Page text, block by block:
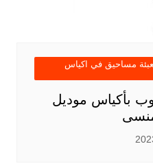
مساحيق في اكياس
بأكياس موديل